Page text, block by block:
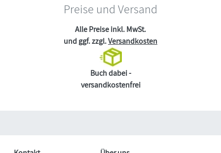
Preise und Versand
Alle Preise inkl. MwSt.
und ggf. zzgl.Versandkosten
Buch dabei -
versandkostenfrei